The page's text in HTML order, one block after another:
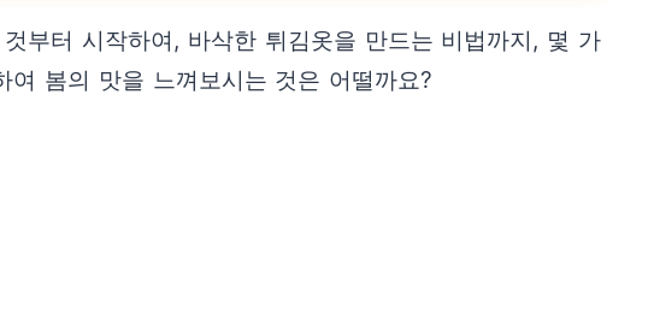
부터 시작하여, 바삭한 튀김옷을 만드는 비법까지, 몇 가
봄의 맛을 느껴보시는 것은 어떨까요?